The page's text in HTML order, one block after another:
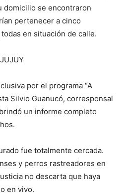
domicilio se encontraron
pertenecer a cinco
en situación de calle.
por el programa “A
Silvio Guanucó, corresponsal
un informe completo
fue totalmente cercada.
y perros rastreadores en
no descarta que haya
en vivo.